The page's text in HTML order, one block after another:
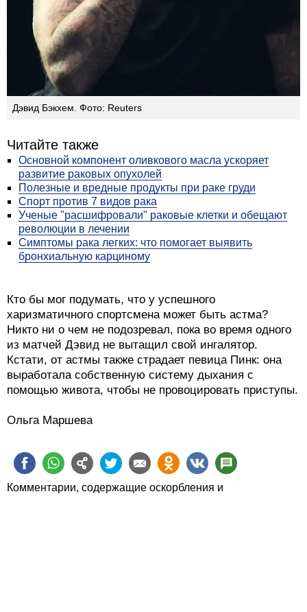
Дэвид Бэкхем. Фото: Reuters
Читайте также
Основной компонент оливкового масла ускоряет
развитие раковых опухолей
Полезные и вредные продукты при раке груди
Спорт против 7 видов рака
Ученые "расшифровали" раковые клетки и обещают
революции в лечении
Симптомы рака легких: что помогает выявить
бронхиальную карциному
Кто бы мог подумать, что у успешного
харизматичного спортсмена может быть астма?
Никто ни о чем не подозревал, пока во время одного
из матчей Дэвид не вытащил свой ингалятор.
Кстати, от астмы также страдает певица Пинк: она
выработала собственную систему дыхания с
помощью живота, чтобы не провоцировать приступы.
Ольга Маршева
Комментарии, содержащие оскорбления и